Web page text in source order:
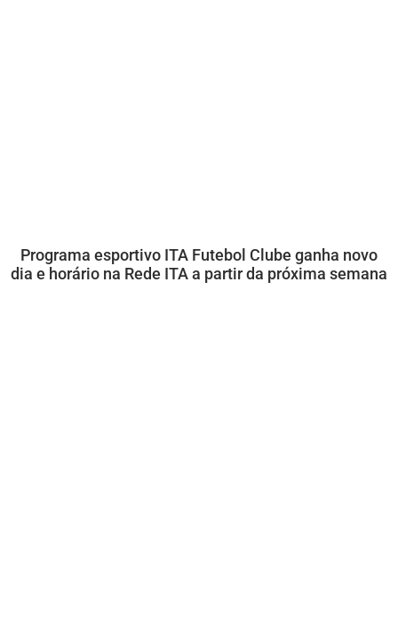
Programa esportivo ITA Futebol Clube ganha novo
dia e horário na Rede ITA a partir da próxima semana